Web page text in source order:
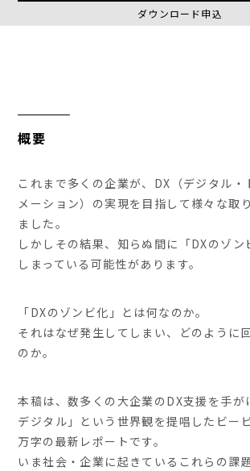
ダウンロード申込
概要
これまで多くの企業が、DX（デジタル・
メーション）の実現を目指して様々な取
ました。
しかしその結果、知らぬ間に「DXのゾン
しまっている可能性があります。
「DXのゾンビ化」とは何なのか。
それはなぜ発生してしまい、どのように
のか。
本稿は、数多くの大企業のDX支援を手が
デジタル」という世界観を提唱したビー
万字の最新レポートです。
いま社会・企業に起きているこれらの課